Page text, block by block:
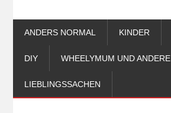
ANDERS NORMAL KINDER
DIY WHEELYMUM UND ANDERE
LIEBLINGSSACHEN